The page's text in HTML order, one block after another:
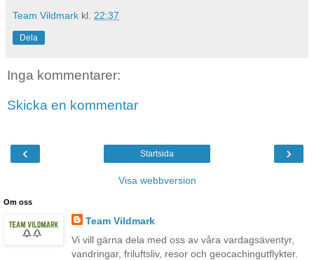
Team Vildmark kl. 22:37
Dela
Inga kommentarer:
Skicka en kommentar
‹ ›
Startsida
Visa webbversion
Om oss
Team Vildmark
Vi vill gärna dela med oss av våra vardagsäventyr,
vandringar, friluftsliv, resor och geocachingutflykter.